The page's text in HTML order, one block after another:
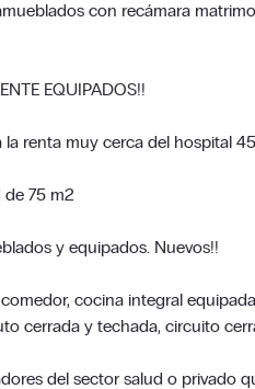
con recámara
EQUIPADOS!!
la renta muy cerca del hospital
de 75 m2
y equipados. Nuevos!!
cocina integral
cerrada y techada, circuito
del sector salud o privado